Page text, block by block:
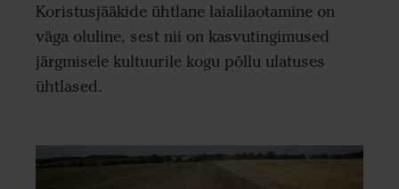
Koristusjääkide ühtlane laialilaotamine on
väga oluline, sest nii on kasvutingimused
järgmisele kultuurile kogu põllu ulatuses
ühtlased.